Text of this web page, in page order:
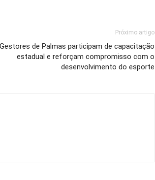
Próximo artigo
Gestores de Palmas participam de capacitação
estadual e reforçam compromisso com o
desenvolvimento do esporte